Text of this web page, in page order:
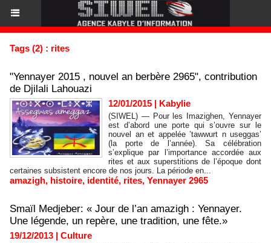
Tags (2) : rites
"Yennayer 2015 , nouvel an berbère 2965", contribution
de Djilali Lahouazi
12/01/2015 | Kabylie
(SIWEL) — Pour les Imazighen, Yennayer
est d’abord une porte qui s’ouvre sur le
nouvel an et appelée ’tawwurt n useggas’
(la porte de l’année). Sa célébration
s’explique par l’importance accordée aux
rites et aux superstitions de l’époque dont
certaines subsistent encore de nos jours. La période en...
amazigh, histoire, identité, rites, Yennayer 2965
Smaïl Medjeber: « Jour de l’an amazigh : Yennayer.
Une légende, un repère, une tradition, une fête.»
19/12/2013 | Culture